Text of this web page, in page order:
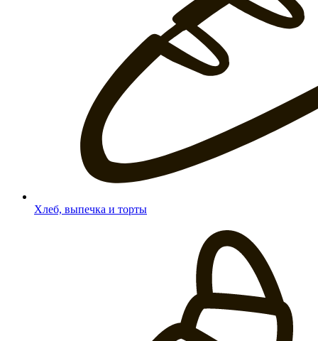
Хлеб, выпечка и торты